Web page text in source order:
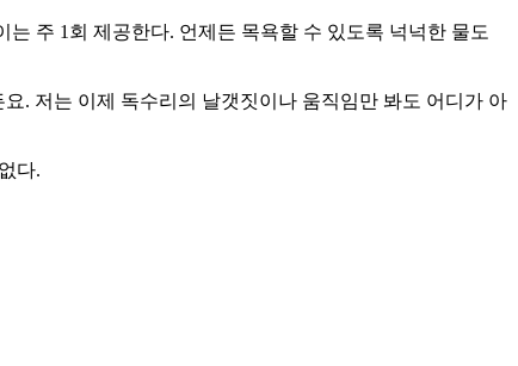
주 1회 제공한다. 언제든 목욕할 수 있도록 넉넉한 물도
. 저는 이제 독수리의 날갯짓이나 움직임만 봐도 어디가 아
다.